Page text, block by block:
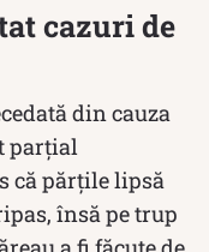
cazuri de
din cauza
parţial
că părţile lipsă
însă pe trup